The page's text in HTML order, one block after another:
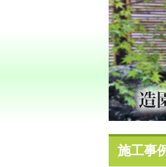
施工事